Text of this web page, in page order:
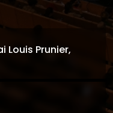
Louis Prunier,